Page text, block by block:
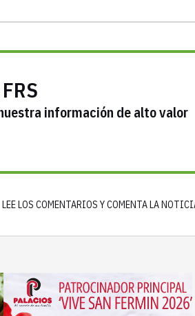
información de alto valor
LEE LOS COMENTARIOS Y COMENTA LA